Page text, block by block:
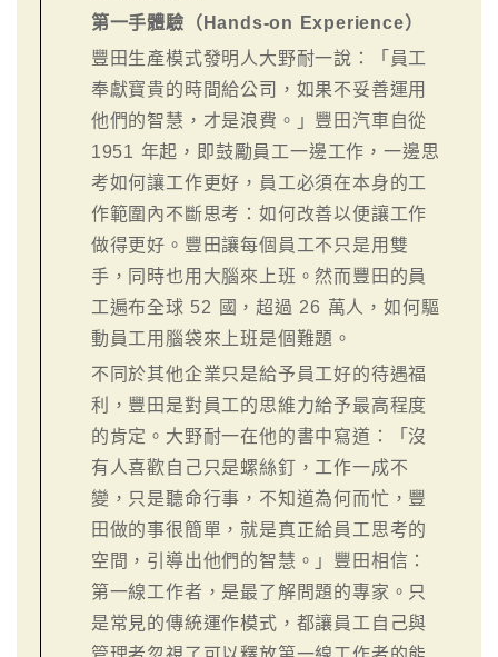
第一手體驗（Hands-on Experience）
豐田生產模式發明人大野耐一說：「員工
奉獻寶貴的時間給公司，如果不妥善運用
他們的智慧，才是浪費。」豐田汽車自從
1951 年起，即鼓勵員工一邊工作，一邊思
考如何讓工作更好，員工必須在本身的工
作範圍內不斷思考：如何改善以便讓工作
做得更好。豐田讓每個員工不只是用雙
手，同時也用大腦來上班。然而豐田的員
工遍布全球 52 國，超過 26 萬人，如何驅
動員工用腦袋來上班是個難題。
不同於其他企業只是給予員工好的待遇福
利，豐田是對員工的思維力給予最高程度
的肯定。大野耐一在他的書中寫道：「沒
有人喜歡自己只是螺絲釘，工作一成不
變，只是聽命行事，不知道為何而忙，豐
田做的事很簡單，就是真正給員工思考的
空間，引導出他們的智慧。」豐田相信：
第一線工作者，是最了解問題的專家。只
是常見的傳統運作模式，都讓員工自己與